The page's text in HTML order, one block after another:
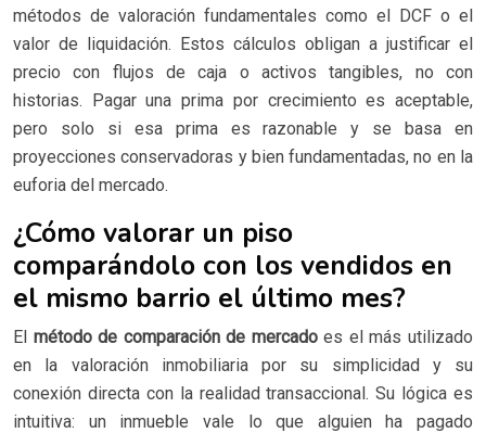
métodos de valoración fundamentales como el DCF o el
valor de liquidación. Estos cálculos obligan a justificar el
precio con flujos de caja o activos tangibles, no con
historias. Pagar una prima por crecimiento es aceptable,
pero solo si esa prima es razonable y se basa en
proyecciones conservadoras y bien fundamentadas, no en la
euforia del mercado.
¿Cómo valorar un piso
comparándolo con los vendidos en
el mismo barrio el último mes?
El método de comparación de mercadoes el más utilizado
en la valoración inmobiliaria por su simplicidad y su
conexión directa con la realidad transaccional. Su lógica es
intuitiva: un inmueble vale lo que alguien ha pagado